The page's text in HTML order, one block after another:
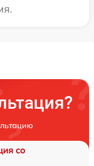
со